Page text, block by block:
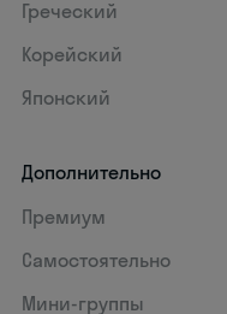
Греческий
Корейский
Японский
Дополнительно
Премиум
Самостоятельно
Мини-группы